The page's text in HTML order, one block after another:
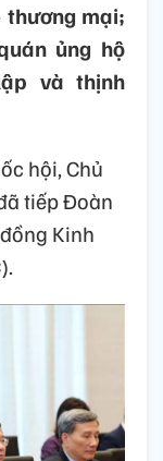
thương mại;
ủng hộ
và thịnh
hội, Chủ
tiếp Đoàn
Kinh